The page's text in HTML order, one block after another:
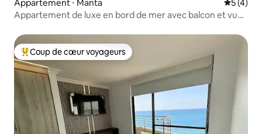
Appartement ⋅ Manta
5 (4)
Appartement de luxe en bord de mer avec balcon et vue
Coups de cœur voyageurs les plus appréciés
Coup de cœur voyageurs